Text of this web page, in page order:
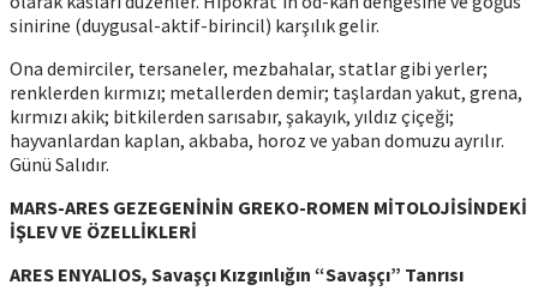
sinirine (duygusal-aktif-birincil) karşılık gelir.
Ona demirciler, tersaneler, mezbahalar, statlar gibi yerler;
renklerden kırmızı; metallerden demir; taşlardan yakut, grena,
kırmızı akik; bitkilerden sarısabır, şakayık, yıldız çiçeği;
hayvanlardan kaplan, akbaba, horoz ve yaban domuzu ayrılır.
Günü Salıdır.
MARS-ARES GEZEGENİNİN GREKO-ROMEN MİTOLOJİSİNDEKİ
İŞLEV VE ÖZELLİKLERİ
ARES ENYALIOS, Savaşçı Kızgınlığın “Savaşçı” Tanrısı